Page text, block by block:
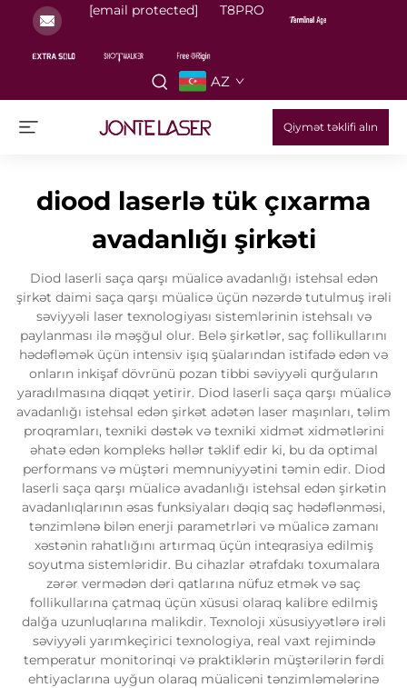
[email protected] T8PRO
AZ
Qiymət təklifi alın
diood laserlə tük çıxarma
avadanlığı şirkəti
Diod laserli saça qarşı müalicə avadanlığı istehsal edən
şirkət daimi saça qarşı müalicə üçün nəzərdə tutulmuş irəli
səviyyəli laser texnologiyası sistemlərinin istehsalı və
paylanması ilə məşğul olur. Belə şirkətlər, saç follikullarını
hədəfləmək üçün intensiv işıq şüalarından istifadə edən və
onların inkişaf dövrünü pozan tibbi səviyyəli qurğuların
yaradılmasına diqqət yetirir. Diod laserli saça qarşı müalicə
avadanlığı istehsal edən şirkət adətən laser maşınları, təlim
proqramları, texniki dəstək və texniki xidmət xidmətlərini
əhatə edən kompleks həllər təklif edir ki, bu da optimal
performans və müştəri memnuniyyətini təmin edir. Diod
laserli saça qarşı müalicə avadanlığı istehsal edən şirkətin
avadanlıqlarının əsas funksiyaları dəqiq saç hədəflənməsi,
tənzimlənə bilən enerji parametrləri və müalicə zamanı
xəstənin rahatlığını artırmaq üçün inteqrasiya edilmiş
soyutma sistemləridir. Bu cihazlar ətrafdakı toxumalara
zərər vermədən dəri qatlarına nüfuz etmək və saç
follikullarına çatmaq üçün xüsusi olaraq kalibre edilmiş
dalğa uzunluqlarına malikdir. Texnoloji xüsusiyyətlərə irəli
səviyyəli yarımkeçirici texnologiya, real vaxt rejimində
temperatur monitorinqi və praktiklərin müştərilərin fərdi
ehtiyaclarına uyğun olaraq müalicəni tənzimləmələrinə